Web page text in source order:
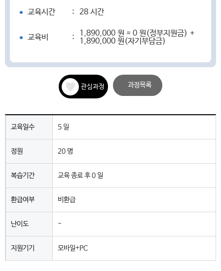
교육시간 : 28 시간
교육비 :
1,890,000 원 = 0 원(정부지원금) +
1,890,000 원(자기부담금)
관심과정 과정목록
교육일수 5 일
정원 20 명
복습기간 교육 종료 후 0 일
환급여부 비환급
난이도 -
지원기기 모바일+PC